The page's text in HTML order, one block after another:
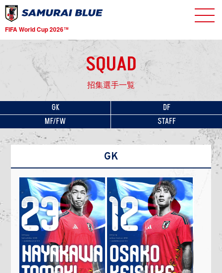
FIFA World Cup 2026TM
SQUAD
招集選手一覧
GK
DF
MF/FW
STAFF
GK